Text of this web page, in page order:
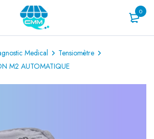
0
Medical
Tensiomètre
M2 AUTOMATIQUE